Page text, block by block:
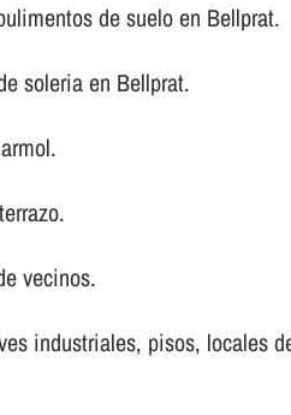
de suelo en Bellprat.
soleria en Bellprat.
vecinos.
industriales, pisos, locales